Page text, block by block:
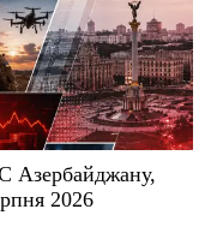
Азербайджану,
2026